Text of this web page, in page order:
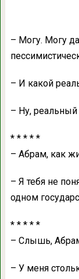
– Могу. Могу
– И кaкой
– Ну, реaльный
* * * * *
– Абрaм, кaк
– Я тебя не
одном
* * * * *
– Слышь,
– У меня